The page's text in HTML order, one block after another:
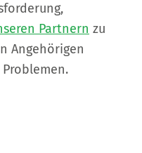
Partnern zu
Angehörigen